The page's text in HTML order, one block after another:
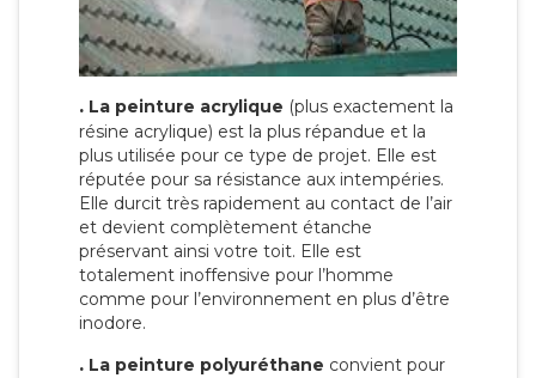
. La peinture acrylique (plus exactement la
résine acrylique) est la plus répandue et la
plus utilisée pour ce type de projet. Elle est
réputée pour sa résistance aux intempéries.
Elle durcit très rapidement au contact de l’air
et devient complètement étanche
préservant ainsi votre toit. Elle est
totalement inoffensive pour l’homme
comme pour l’environnement en plus d’être
inodore.
. La peinture polyuréthane convient pour